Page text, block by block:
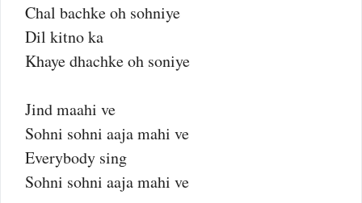
Chal bachke oh sohniye
Dil kitno ka
Khaye dhachke oh soniye
Jind maahi ve
Sohni sohni aaja mahi ve
Everybody sing
Sohni sohni aaja mahi ve